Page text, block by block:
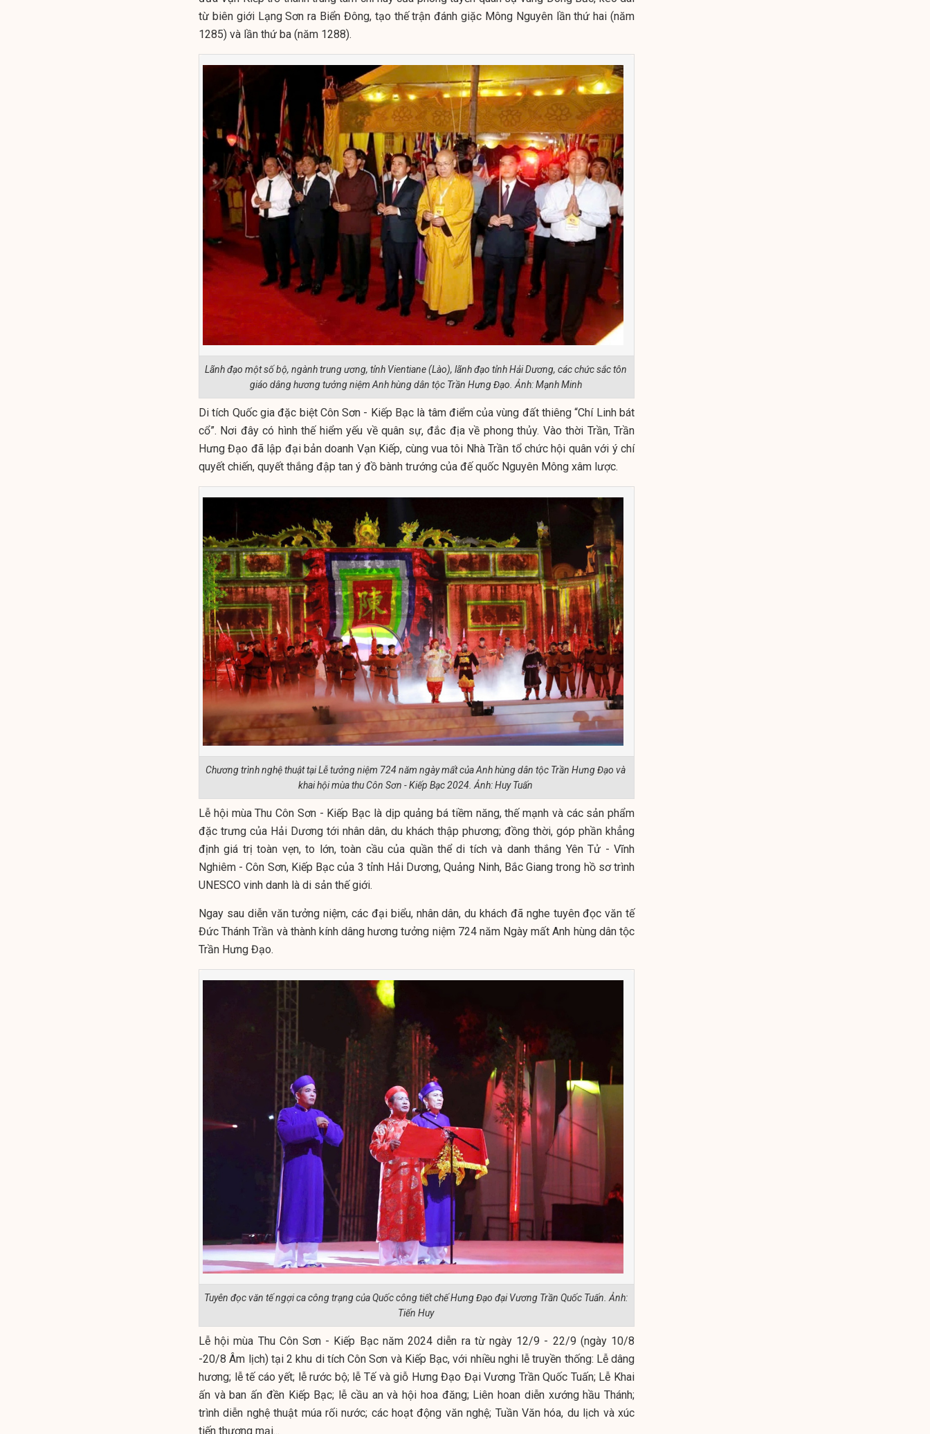
từ biên giới Lạng Sơn ra Biển Đông, tạo thế trận đánh giặc Mông Nguyên lần thứ hai (năm
1285) và lần thứ ba (năm 1288).
Lãnh đạo một số bộ, ngành trung ương, tỉnh Vientiane (Lào), lãnh đạo tỉnh Hải Dương, các chức sắc tôn
giáo dâng hương tưởng niệm Anh hùng dân tộc Trần Hưng Đạo. Ảnh: Mạnh Minh
Di tích Quốc gia đặc biệt Côn Sơn - Kiếp Bạc là tâm điểm của vùng đất thiêng “Chí Linh bát
cổ”. Nơi đây có hình thế hiểm yếu về quân sự, đắc địa về phong thủy. Vào thời Trần, Trần
Hưng Đạo đã lập đại bản doanh Vạn Kiếp, cùng vua tôi Nhà Trần tổ chức hội quân với ý chí
quyết chiến, quyết thắng đập tan ý đồ bành trướng của đế quốc Nguyên Mông xâm lược.
Chương trình nghệ thuật tại Lễ tưởng niệm 724 năm ngày mất của Anh hùng dân tộc Trần Hưng Đạo và
khai hội mùa thu Côn Sơn - Kiếp Bạc 2024. Ảnh: Huy Tuấn
Lễ hội mùa Thu Côn Sơn - Kiếp Bạc là dịp quảng bá tiềm năng, thế mạnh và các sản phẩm
đặc trưng của Hải Dương tới nhân dân, du khách thập phương; đồng thời, góp phần khẳng
định giá trị toàn vẹn, to lớn, toàn cầu của quần thể di tích và danh thắng Yên Tử - Vĩnh
Nghiêm - Côn Sơn, Kiếp Bạc của 3 tỉnh Hải Dương, Quảng Ninh, Bắc Giang trong hồ sơ trình
UNESCO vinh danh là di sản thế giới.
Ngay sau diễn văn tưởng niệm, các đại biểu, nhân dân, du khách đã nghe tuyên đọc văn tế
Đức Thánh Trần và thành kính dâng hương tưởng niệm 724 năm Ngày mất Anh hùng dân tộc
Trần Hưng Đạo.
Tuyên đọc văn tế ngợi ca công trạng của Quốc công tiết chế Hưng Đạo đại Vương Trần Quốc Tuấn. Ảnh:
Tiến Huy
Lễ hội mùa Thu Côn Sơn - Kiếp Bạc năm 2024 diễn ra từ ngày 12/9 - 22/9 (ngày 10/8
-20/8 Âm lịch) tại 2 khu di tích Côn Sơn và Kiếp Bạc, với nhiều nghi lễ truyền thống: Lễ dâng
hương; lễ tế cáo yết; lễ rước bộ; lễ Tế và giỗ Hưng Đạo Đại Vương Trần Quốc Tuấn; Lễ Khai
ấn và ban ấn đền Kiếp Bạc; lễ cầu an và hội hoa đăng; Liên hoan diễn xướng hầu Thánh;
trình diễn nghệ thuật múa rối nước; các hoạt động văn nghệ; Tuần Văn hóa, du lịch và xúc
tiến thương mại...